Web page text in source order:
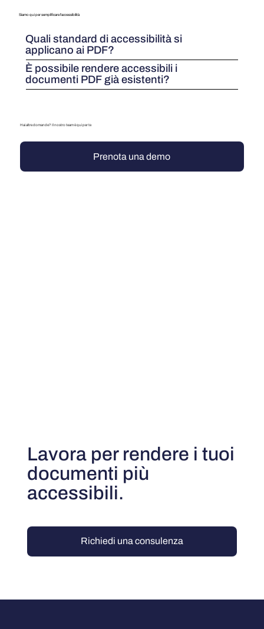
Siamo qui per semplificare l'accessibilità
Quali standard di accessibilità si
applicano ai PDF?
È possibile rendere accessibili i
documenti PDF già esistenti?
Hai altre domande? Il nostro team è qui per te
Prenota una demo
Lavora per rendere i tuoi
documenti più
accessibili.
Richiedi una consulenza